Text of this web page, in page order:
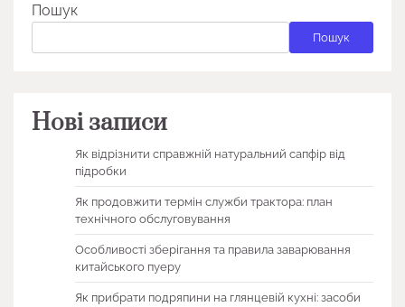
Пошук
Пошук
Нові записи
Як відрізнити справжній натуральний сапфір від
підробки
Як продовжити термін служби трактора: план
технічного обслуговування
Особливості зберігання та правила заварювання
китайського пуеру
Як прибрати подряпини на глянцевій кухні: засоби